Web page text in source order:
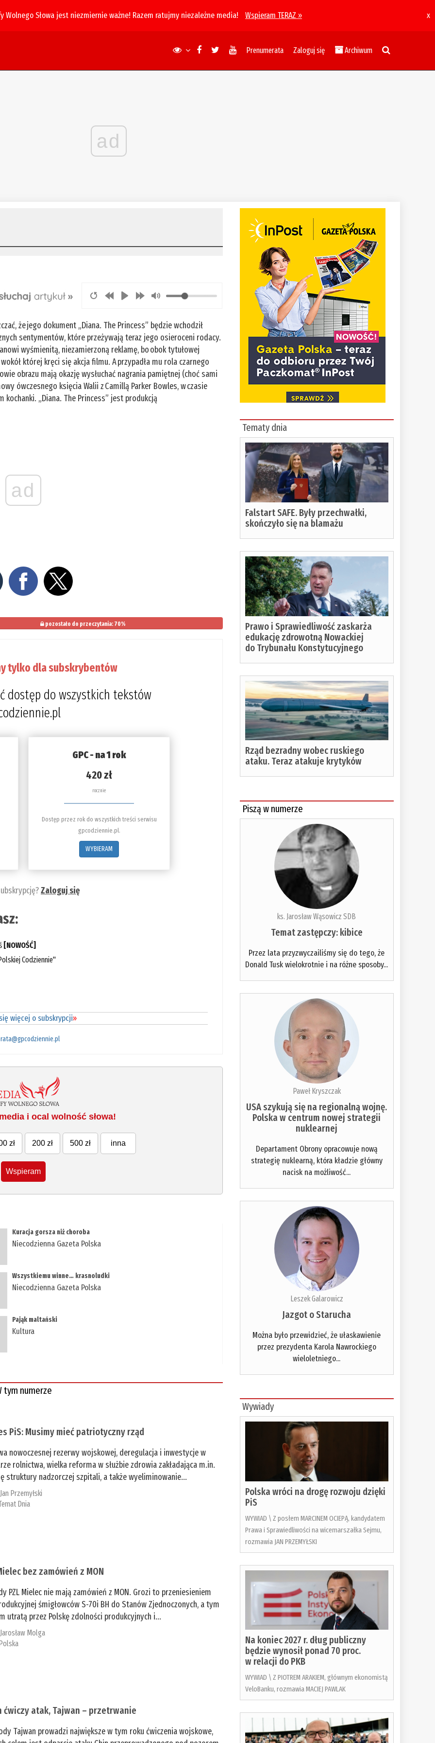
Wolnego Słowa jest niezmiernie ważne! Razem ratujmy niezależne media! Wspieram TERAZ » x
Prenumerata Zaloguj się Archiwum
ad
że jego dokument „Diana. The Princess” będzie wchodził
sentymentów, które przeżywają teraz jego osieroceni rodacy.
wyśmienitą, niezamierzoną reklamę, bo obok tytułowej
której kręci się akcja filmu. A przypadła mu rola czarnego
obrazu mają okazję wysłuchać nagrania pamiętnej (choć sami
ówczesnego księcia Walii z Camillą Parker Bowles, w czasie
„Diana. The Princess” jest produkcją
ad
pozostało do przeczytania: 70%
tylko dla subskrybentów
dostęp do wszystkich tekstów
GPC - na 1 rok
420 zł
rocznie
Dostęp przez rok do wszystkich treści serwisu
gpcodziennie.pl.
WYBIERAM
Zaloguj się
[NOWOŚĆ]
Codziennie"
więcej o subskrypcji»
i ocal wolność słowa!
zł 200 zł 500 zł inna
Wspieram
Kuracja gorsza niż choroba
Niecodzienna Gazeta Polska
Wszystkiemu winne… krasnoludki
Niecodzienna Gazeta Polska
Pająk maltański
Kultura
tym numerze
PiS: Musimy mieć patriotyczny rząd
nowoczesnej rezerwy wojskowej, deregulacja i inwestycje w
rolnictwa, wielka reforma w służbie zdrowia zakładająca m.in.
struktury nadzorczej szpitali, a także wyeliminowanie...
Jan Przemyłski
Dnia
bez zamówień z MON
PZL Mielec nie mają zamówień z MON. Grozi to przeniesieniem
śmigłowców S-70i BH do Stanów Zjednoczonych, a tym
utratą przez Polskę zdolności produkcyjnych i...
Jarosław Molga
ćwiczy atak, Tajwan – przetrwanie
Tajwan prowadzi największe w tym roku ćwiczenia wojskowe,
Tematy dnia
Falstart SAFE. Były przechwałki,
skończyło się na blamażu
Prawo i Sprawiedliwość zaskarża
edukację zdrowotną Nowackiej
do Trybunału Konstytucyjnego
Rząd bezradny wobec ruskiego
ataku. Teraz atakuje krytyków
Piszą w numerze
ks. Jarosław Wąsowicz SDB
Temat zastępczy: kibice
Przez lata przyzwyczailiśmy się do tego, że
Donald Tusk wielokrotnie i na różne sposoby...
Paweł Kryszczak
USA szykują się na regionalną wojnę.
Polska w centrum nowej strategii
nuklearnej
Departament Obrony opracowuje nową
strategię nuklearną, która kładzie główny
nacisk na możliwość...
Leszek Galarowicz
Jazgot o Starucha
Można było przewidzieć, że ułaskawienie
przez prezydenta Karola Nawrockiego
wieloletniego...
Wywiady
Polska wróci na drogę rozwoju dzięki
PiS
WYWIAD \ Z posłem MARCINEM OCIEPĄ, kandydatem
Prawa i Sprawiedliwości na wicemarszałka Sejmu,
rozmawia JAN PRZEMYŁSKI
Na koniec 2027 r. dług publiczny
będzie wynosił ponad 70 proc.
w relacji do PKB
WYWIAD \ Z PIOTREM ARAKIEM, głównym ekonomistą
VeloBanku, rozmawia MACIEJ PAWLAK